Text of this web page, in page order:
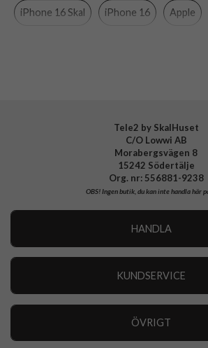
Färg
iPhone 16 Skal iPhone 16 Apple
Tele2 by SkalHuset
C/O Lowwi AB
Morabergsvägen 8
15242 Södertälje
Org. nr: 556881-9238
OBS!Ingen butik, du kan inte handla här
HANDLA
KUNDSERVICE
ÖVRIGT